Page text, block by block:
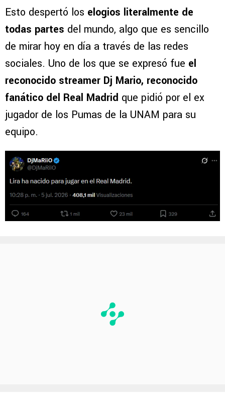
Esto despertó los elogios literalmente de
todas partes del mundo, algo que es sencillo
de mirar hoy en día a través de las redes
sociales. Uno de los que se expresó fue el
reconocido streamer Dj Mario, reconocido
fanático del Real Madrid que pidió por el ex
jugador de los Pumas de la UNAM para su
equipo.